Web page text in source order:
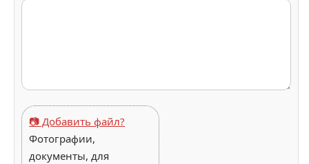
📷 Добавить файл?
Фотографии,
документы, для